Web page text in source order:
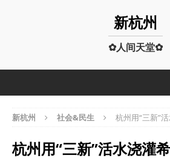
新杭州
✿人间天堂✿
新杭州 社会&民生 杭州用“三新”
杭州用“三新”活水浇灌